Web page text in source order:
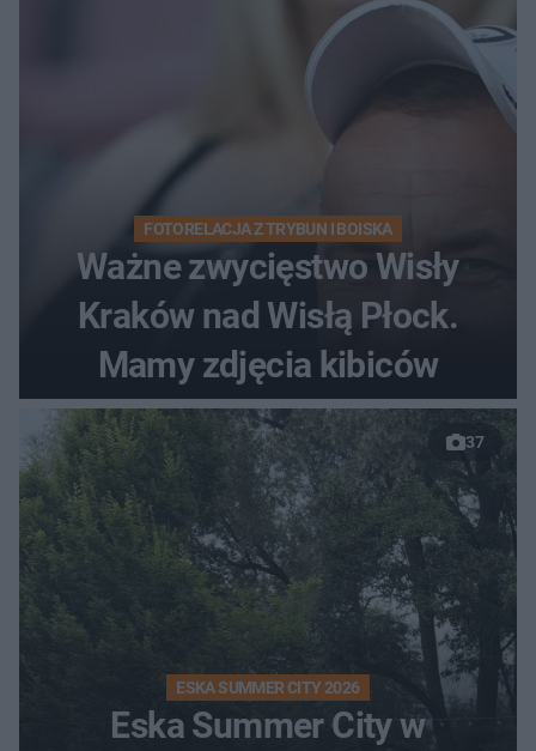
FOTORELACJA Z TRYBUN I BOISKA
Ważne zwycięstwo Wisły
Kraków nad Wisłą Płock.
Mamy zdjęcia kibiców
37
ESKA SUMMER CITY 2026
Eska Summer City w